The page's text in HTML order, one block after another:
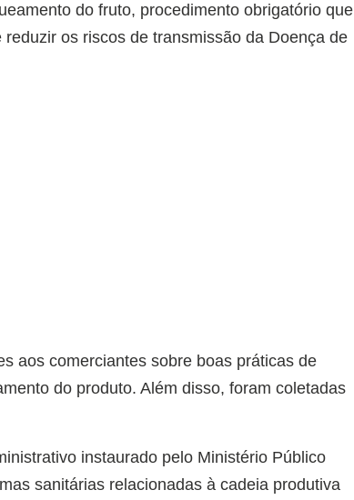
do fruto, procedimento obrigatório que
os riscos de transmissão da Doença de
aos comerciantes sobre boas práticas de
do produto. Além disso, foram coletadas
instaurado pelo Ministério Público
sanitárias relacionadas à cadeia produtiva